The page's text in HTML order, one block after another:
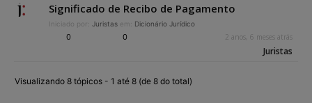
Significado de Recibo de Pagamento
Iniciado por: Juristas em: Dicionário Jurídico
0 0 2 anos, 6 meses atrás
Juristas
Visualizando 8 tópicos - 1 até 8 (de 8 do total)